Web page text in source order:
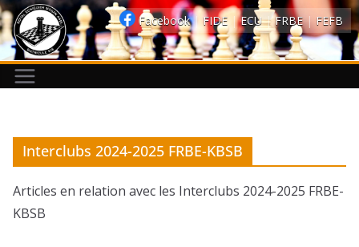
Passer
au
contenu
Interclubs 2024-2025 FRBE-KBSB
Articles en relation avec les Interclubs 2024-2025 FRBE-
KBSB
Facebook| FIDE | ECU| FRBE| FEFB